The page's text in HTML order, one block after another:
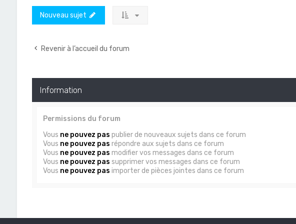
Nouveau sujet
Revenir à l’accueil du forum
Information
Permissions du forum
Vous ne pouvez pas publier de nouveaux sujets dans ce forum
Vous ne pouvez pas répondre aux sujets dans ce forum
Vous ne pouvez pas modifier vos messages dans ce forum
Vous ne pouvez pas supprimer vos messages dans ce forum
Vous ne pouvez pas importer de pièces jointes dans ce forum